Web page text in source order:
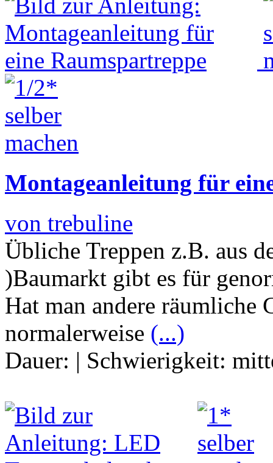
Montageanleitung für
von trebuline
Übliche Treppen z.B. aus
)Baumarkt gibt es für
Hat man andere räumliche
normalerweise (...)
Dauer: | Schwierigkeit: